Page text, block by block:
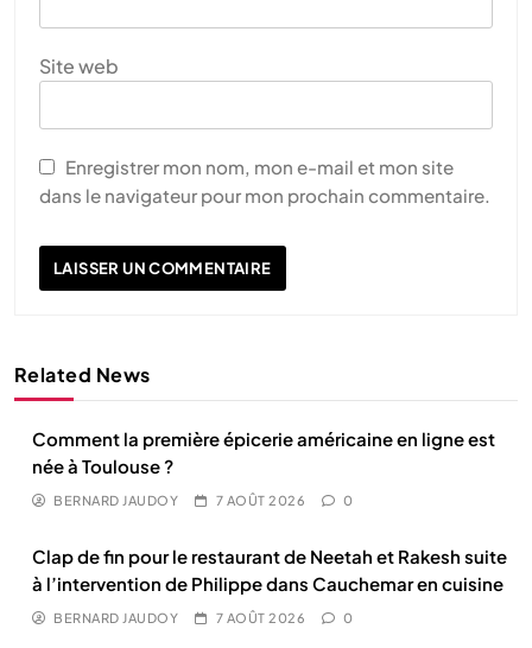
Site web
Enregistrer mon nom, mon e-mail et mon site
dans le navigateur pour mon prochain commentaire.
Related News
Comment la première épicerie américaine en ligne est
née à Toulouse ?
BERNARD JAUDOY 7 AOÛT 2026 0
Clap de fin pour le restaurant de Neetah et Rakesh suite
à l’intervention de Philippe dans Cauchemar en cuisine
BERNARD JAUDOY 7 AOÛT 2026 0